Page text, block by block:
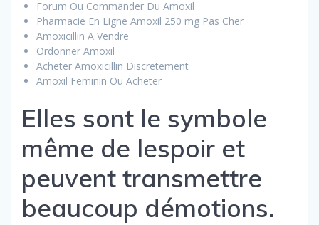
Forum Ou Commander Du Amoxil
Pharmacie En Ligne Amoxil 250 mg Pas Cher
Amoxicillin A Vendre
Ordonner Amoxil
Acheter Amoxicillin Discretement
Amoxil Feminin Ou Acheter
Elles sont le symbole
même de lespoir et
peuvent transmettre
beaucoup démotions.